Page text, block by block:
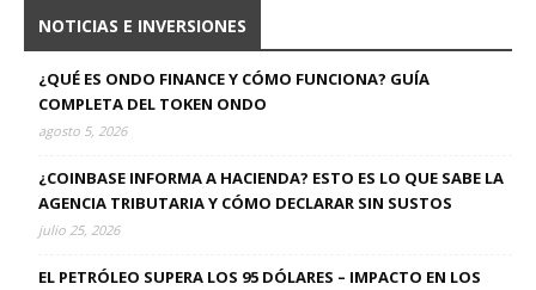
NOTICIAS E INVERSIONES
¿QUÉ ES ONDO FINANCE Y CÓMO FUNCIONA? GUÍA
COMPLETA DEL TOKEN ONDO
agosto 5, 2026
¿COINBASE INFORMA A HACIENDA? ESTO ES LO QUE SABE LA
AGENCIA TRIBUTARIA Y CÓMO DECLARAR SIN SUSTOS
julio 25, 2026
EL PETRÓLEO SUPERA LOS 95 DÓLARES – IMPACTO EN LOS